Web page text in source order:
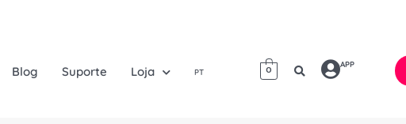
Blog Suporte Loja PT 0
APP